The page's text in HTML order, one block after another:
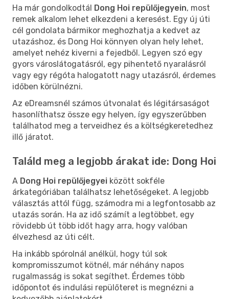
Ha már gondolkodtál Dong Hoi repülőjegyein, most
remek alkalom lehet elkezdeni a keresést. Egy új úti
cél gondolata bármikor meghozhatja a kedvet az
utazáshoz, és Dong Hoi könnyen olyan hely lehet,
amelyet nehéz kiverni a fejedből. Legyen szó egy
gyors városlátogatásról, egy pihentető nyaralásról
vagy egy régóta halogatott nagy utazásról, érdemes
időben körülnézni.
Az eDreamsnél számos útvonalat és légitársaságot
hasonlíthatsz össze egy helyen, így egyszerűbben
találhatod meg a terveidhez és a költségkeretedhez
illő járatot.
Találd meg a legjobb árakat ide: Dong Hoi
A Dong Hoi repülőjegyei között sokféle
árkategóriában találhatsz lehetőségeket. A legjobb
választás attól függ, számodra mi a legfontosabb az
utazás során. Ha az idő számít a legtöbbet, egy
rövidebb út több időt hagy arra, hogy valóban
élvezhesd az úti célt.
Ha inkább spórolnál anélkül, hogy túl sok
kompromisszumot kötnél, már néhány napos
rugalmasság is sokat segíthet. Érdemes több
időpontot és indulási repülőteret is megnézni a